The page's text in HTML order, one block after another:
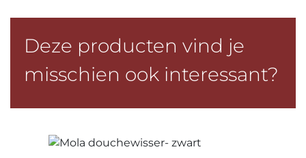
Deze producten vind je
misschien ook interessant?